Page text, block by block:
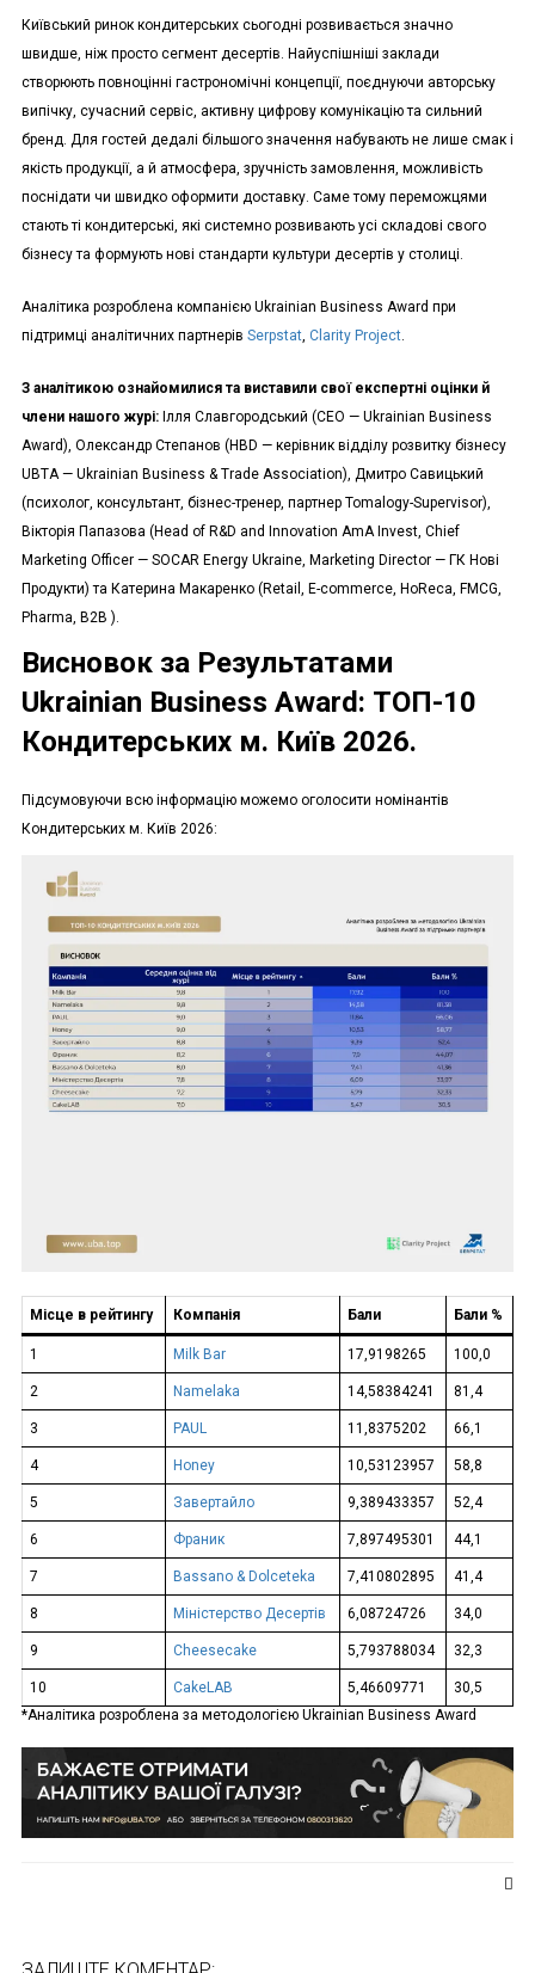
Київський ринок кондитерських сьогодні розвивається значно
швидше, ніж просто сегмент десертів. Найуспішніші заклади
створюють повноцінні гастрономічні концепції, поєднуючи авторську
випічку, сучасний сервіс, активну цифрову комунікацію та сильний
бренд. Для гостей дедалі більшого значення набувають не лише смак і
якість продукції, а й атмосфера, зручність замовлення, можливість
поснідати чи швидко оформити доставку. Саме тому переможцями
стають ті кондитерські, які системно розвивають усі складові свого
бізнесу та формують нові стандарти культури десертів у столиці.
Аналітика розроблена компанією Ukrainian Business Award при
підтримці аналітичних партнерів Serpstat, Clarity Project.
З аналітикою ознайомилися та виставили свої експертні оцінки й
члени нашого журі:Ілля Славгородський (СЕО — Ukrainian Business
Award), Олександр Степанов (HBD — керівник відділу розвитку бізнесу
UBTA — Ukrainian Business & Trade Association), Дмитро Савицький
(психолог, консультант, бізнес-тренер, партнер Tomalogy-Supervisor),
Вікторія Папазова (Head of R&D and Innovation AmA Invest, Chief
Marketing Officer — SOCAR Energy Ukraine, Marketing Director — ГК Нові
Продукти) та Катерина Макаренко (Retail, E-commerce, HoReca, FMCG,
Pharma, B2B ).
Висновок за Результатами
Ukrainian Business Award: ТОП-10
Кондитерських м. Київ 2026.
Підсумовуючи всю інформацію можемо оголосити номінантів
Кондитерських м. Київ 2026:
Місце в рейтингу Компанія Бали Бали %
1 Milk Bar 17,9198265 100,0
2 Namelaka 14,58384241 81,4
3 PAUL 11,8375202 66,1
4 Honey 10,53123957 58,8
5 Завертайло 9,389433357 52,4
6 Франик 7,897495301 44,1
7 Bassano & Dolceteka 7,410802895 41,4
8 Міністерство Десертів 6,08724726 34,0
9 Сheesecake 5,793788034 32,3
10 CakeLAB 5,46609771
30,5
*Аналітика розроблена за методологією Ukrainian Business Award